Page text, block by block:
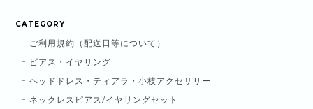
CATEGORY
ご利用規約（配送日等について）
ピアス・イヤリング
ヘッドドレス・ティアラ・小枝アクセサリー
ネックレスピアス/イヤリングセット